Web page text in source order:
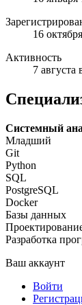
16
Активность
7 августа
Системный
Младший
Git
Python
SQL
PostgreSQL
Docker
Базы данных
Разработка
Ваш аккаунт
Войти